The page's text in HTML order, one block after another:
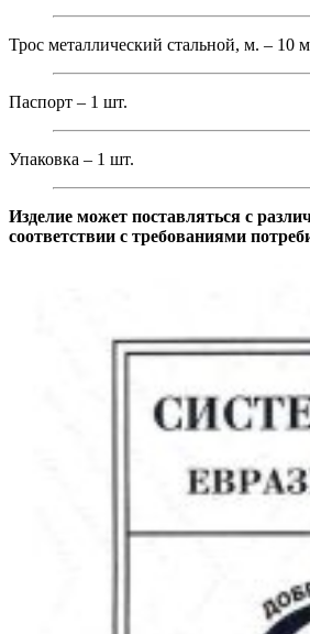
Трос металлический стальной, м. – 10
Паспорт – 1 шт.
Упаковка – 1 шт.
Изделие может поставляться с
соответствии с требованиями